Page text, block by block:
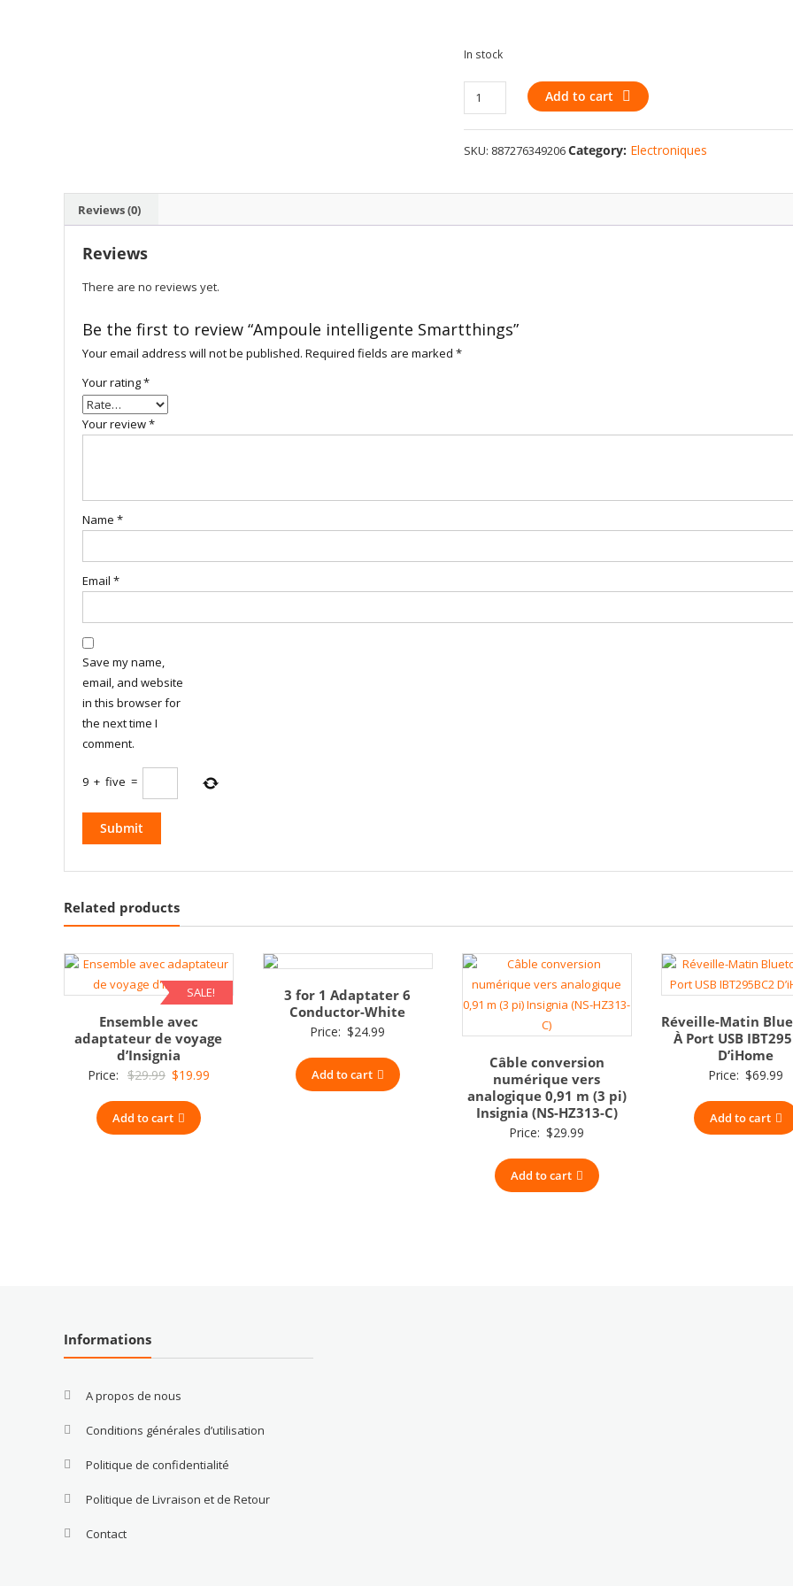
In stock
Ampoule
intelligente
Smartthings
quantity
Add to cart
SKU: 887276349206Category: Electroniques
Reviews (0)
Reviews
There are no reviews yet.
Be the first to review “Ampoule intelligente Smartthings”
Your email address will not be published. Required fields are marked *
Your rating*
Your review*
Name *
Email *
Save my name,
email, and website
in this browser for
the next time I
comment.
9 + five =
Related products
SALE!
Ensemble avec
adaptateur de voyage
d’Insignia
Price: $29.99 Original
was:
$29.99.
$19.99Current
Add to cart
3 for 1 Adaptater 6
Conductor-White
Price: $24.99
Add to cart
Câble conversion
numérique vers
analogique 0,91 m (3 pi)
Insignia (NS-HZ313-C)
Price: $29.99
Add to cart
Réveille-Matin
À Port USB
D’iHome
Price: $69.99
Add to cart
Informations
A propos de nous
Conditions générales d’utilisation
Politique de confidentialité
Politique de Livraison et de Retour
Contact